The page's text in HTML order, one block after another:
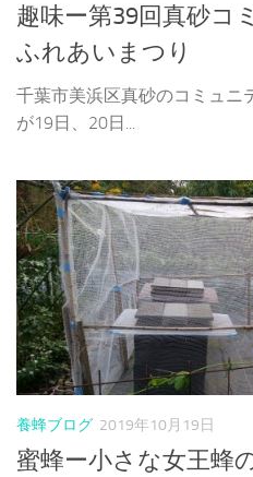
趣味ー第39回真砂コ
ふれあいまつり
千葉市美浜区真砂のコミュニ
が19日、20日...
養蜂ブログ 2019年10月19日
蜜蜂ー小さな女王蜂